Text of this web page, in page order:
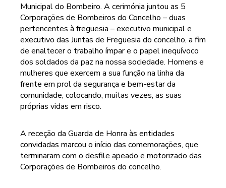
Municipal do Bombeiro. A cerimónia juntou as 5
Corporações de Bombeiros do Concelho – duas
pertencentes à freguesia – executivo municipal e
executivo das Juntas de Freguesia do concelho, a fim
de enaltecer o trabalho ímpar e o papel inequívoco
dos soldados da paz na nossa sociedade. Homens e
mulheres que exercem a sua função na linha da
frente em prol da segurança e bem-estar da
comunidade, colocando, muitas vezes, as suas
próprias vidas em risco.
A receção da Guarda de Honra às entidades
convidadas marcou o início das comemorações, que
terminaram com o desfile apeado e motorizado das
Corporações de Bombeiros do concelho.